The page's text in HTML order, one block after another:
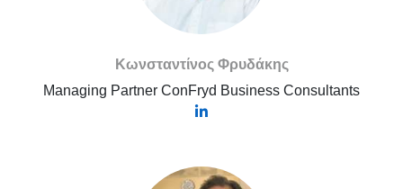
Κωνσταντίνος Φρυδάκης
Managing Partner ConFryd Business Consultants